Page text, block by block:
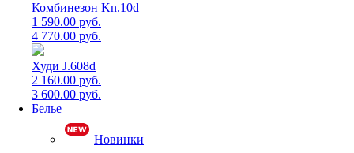
Комбинезон Kn.10d
1 590.00 руб.
4 770.00 руб.
Худи J.608d
2 160.00 руб.
3 600.00 руб.
Белье
Новинки